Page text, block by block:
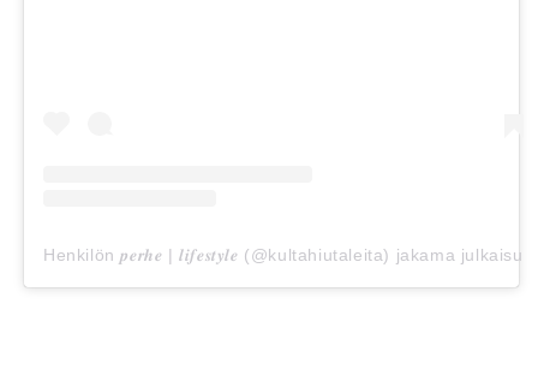
Henkilön 𝒑𝒆𝒓𝒉𝒆 | 𝒍𝒊𝒇𝒆𝒔𝒕𝒚𝒍𝒆 (@kultahiutaleita) jakama julkaisu